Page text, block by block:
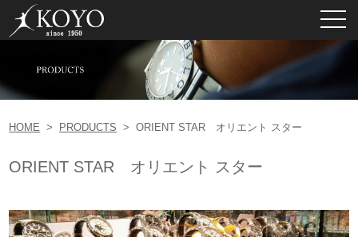
HOME > PRODUCTS > ORIENT STAR オリエント スター
ORIENT STAR オリエント スター